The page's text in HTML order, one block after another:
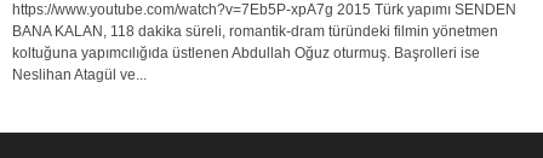
https://www.youtube.com/watch?v=7Eb5P-xpA7g 2015 Türk yapımı SENDEN
BANA KALAN, 118 dakika süreli, romantik-dram türündeki filmin yönetmen
koltuğuna yapımcılığıda üstlenen Abdullah Oğuz oturmuş. Başrolleri ise
Neslihan Atagül ve...